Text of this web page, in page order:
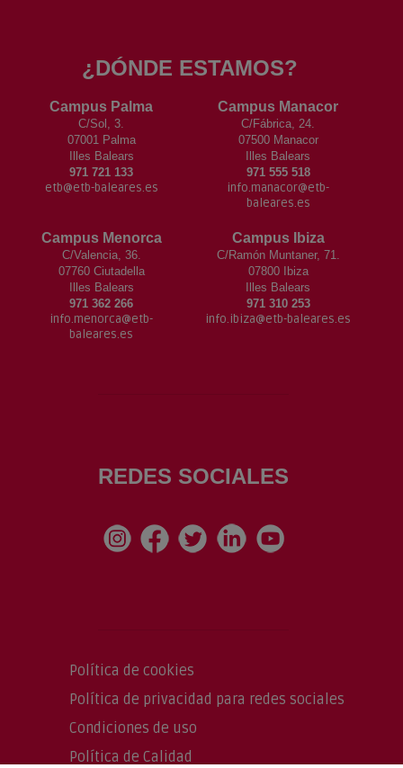
¿DÓNDE ESTAMOS?
Campus Palma
C/Sol, 3.
07001 Palma
Illes Balears
971 721 133
etb@etb-baleares.es
Campus Manacor
C/Fábrica, 24.
07500 Manacor
Illes Balears
971 555 518
info.manacor@etb-
baleares.es
Campus Menorca
C/Valencia, 36.
07760 Ciutadella
Illes Balears
971 362 266
info.menorca@etb-
baleares.es
Campus Ibiza
C/Ramón Muntaner, 71.
07800 Ibiza
Illes Balears
971 310 253
info.ibiza@etb-baleares.es
REDES SOCIALES
Política de cookies
Política de privacidad para redes sociales
Condiciones de uso
Política de Calidad